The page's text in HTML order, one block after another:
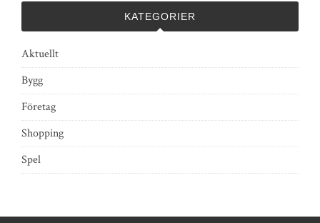
KATEGORIER
Aktuellt
Bygg
Företag
Shopping
Spel